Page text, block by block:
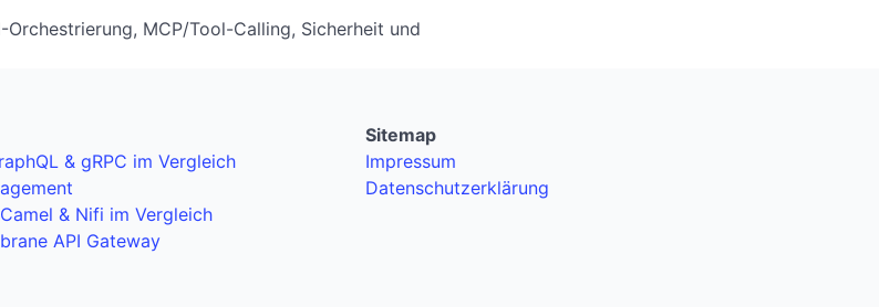
MCP/Tool-Calling, Sicherheit und
& gRPC im Vergleich
& Nifi im Vergleich
API Gateway
Sitemap
Impressum
Datenschutzerklärung